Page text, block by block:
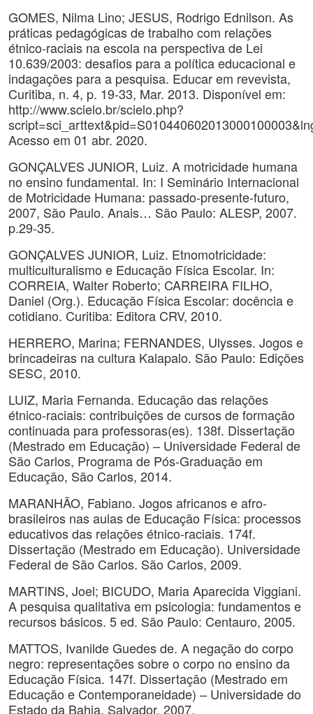
GOMES, Nilma Lino; JESUS, Rodrigo Ednilson. As
práticas pedagógicas de trabalho com relações
étnico-raciais na escola na perspectiva de Lei
10.639/2003: desafios para a política educacional e
indagações para a pesquisa. Educar em revevista,
Curitiba, n. 4, p. 19-33, Mar. 2013. Disponível em:
http://www.scielo.br/scielo.php?
Acesso em 01 abr. 2020.
GONÇALVES JUNIOR, Luiz. A motricidade humana
no ensino fundamental. In: I Seminário Internacional
de Motricidade Humana: passado-presente-futuro,
2007, São Paulo. Anais… São Paulo: ALESP, 2007.
p.29-35.
GONÇALVES JUNIOR, Luiz. Etnomotricidade:
multiculturalismo e Educação Física Escolar. In:
CORREIA, Walter Roberto; CARREIRA FILHO,
Daniel (Org.). Educação Física Escolar: docência e
cotidiano. Curitiba: Editora CRV, 2010.
HERRERO, Marina; FERNANDES, Ulysses. Jogos e
brincadeiras na cultura Kalapalo. São Paulo: Edições
SESC, 2010.
LUIZ, Maria Fernanda. Educação das relações
étnico-raciais: contribuições de cursos de formação
continuada para professoras(es). 138f. Dissertação
(Mestrado em Educação) – Universidade Federal de
São Carlos, Programa de Pós-Graduação em
Educação, São Carlos, 2014.
MARANHÃO, Fabiano. Jogos africanos e afro-
brasileiros nas aulas de Educação Física: processos
educativos das relações étnico-raciais. 174f.
Dissertação (Mestrado em Educação). Universidade
Federal de São Carlos. São Carlos, 2009.
MARTINS, Joel; BICUDO, Maria Aparecida Viggiani.
A pesquisa qualitativa em psicologia: fundamentos e
recursos básicos. 5 ed. São Paulo: Centauro, 2005.
MATTOS, Ivanilde Guedes de. A negação do corpo
negro: representações sobre o corpo no ensino da
Educação Física. 147f. Dissertação (Mestrado em
Educação e Contemporaneidade) – Universidade do
Estado da Bahia, Salvador, 2007.